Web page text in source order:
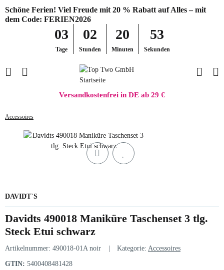
Schöne Ferien! Viel Freude mit 20 % Rabatt auf Alles – mit
dem Code: FERIEN2026
03
Tage
02
Stunden
20
Minuten
53
Sekunden
Versandkostenfrei in DE ab 29 €
Accessoires
DAVIDT`S
Davidts 490018 Maniküre Taschenset 3 tlg.
Steck Etui schwarz
Artikelnummer: 490018-01A noir Kategorie: Accessoires
GTIN: 5400408481428